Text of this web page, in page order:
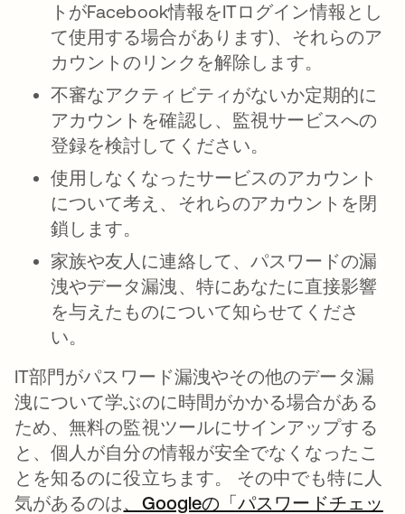
トがFacebook情報をITログイン情報とし
て使用する場合があります)、それらのア
カウントのリンクを解除します。
不審なアクティビティがないか定期的に
アカウントを確認し、監視サービスへの
登録を検討してください。
使用しなくなったサービスのアカウント
について考え、それらのアカウントを閉
鎖します。
家族や友人に連絡して、パスワードの漏
洩やデータ漏洩、特にあなたに直接影響
を与えたものについて知らせてくださ
い。
IT部門がパスワード漏洩やその他のデータ漏
洩について学ぶのに時間がかかる場合がある
ため、無料の監視ツールにサインアップする
と、個人が自分の情報が安全でなくなったこ
とを知るのに役立ちます。 その中でも特に人
気があるのは、Googleの「パスワードチェッ